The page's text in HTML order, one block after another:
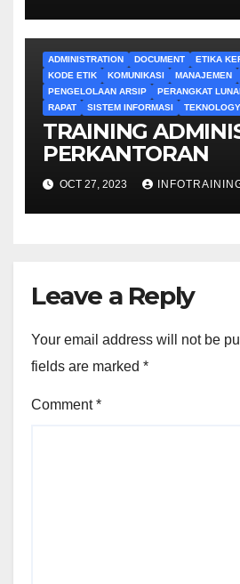
ADMINISTRATION DOCUMENT ETIKA
KODE ETIK
KOMUNIKASI MANAJEMEN
PENGELOLAAN ARSIP
PERANGKAT
RAPAT
SISTEM INFORMASI TEKNOLOGY
TRAINING
PERKANTORAN
OCT 27, 2023
Leave a Reply
Your email address will not be
fields are marked *
Comment*